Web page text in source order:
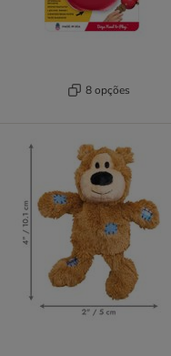
8 opções